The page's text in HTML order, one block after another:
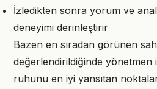
İzledikten sonra yorum ve
deneyimi derinleştirir
Bazen en sıradan görünen
değerlendirildiğinde yönetmen
ruhunu en iyi yansıtan